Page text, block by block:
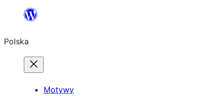
Przejdź
treści
Polska
Motywy